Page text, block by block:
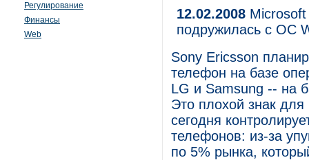
Регулирование
Финансы
Web
12.02.2008
подружилась с ОС
Sony Ericsson
телефон на базе
LG и Samsung -- на
Это плохой знак для
сегодня
телефонов: из-за
по 5% рынка,